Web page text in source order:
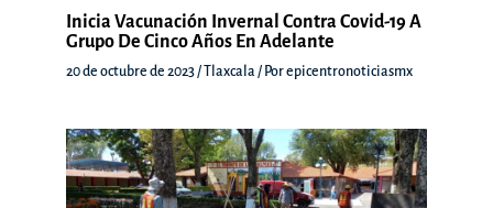
Inicia Vacunación Invernal Contra Covid-19 A
Grupo De Cinco Años En Adelante
20 de octubre de 2023/ Tlaxcala / Porepicentronoticiasmx